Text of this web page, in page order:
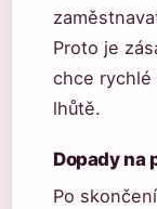
Proto je
chce rychlé
lhůtě.
Dopady na
Po